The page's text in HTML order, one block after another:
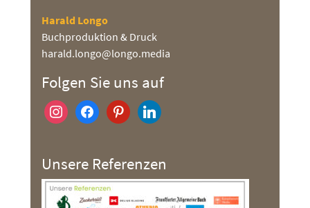
Harald Longo
Buchproduktion & Druck
harald.longo@longo.media
Folgen Sie uns auf
instagramfacebookpinterestlinkedin
Unsere Referenzen